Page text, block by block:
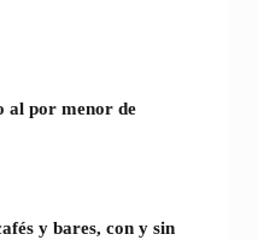
al por menor de
y bares, con y sin